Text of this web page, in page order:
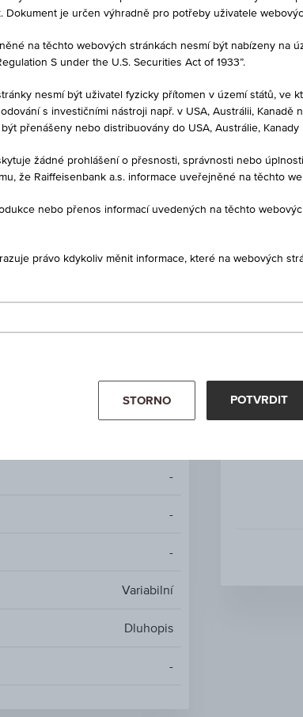
PRODEJ
-
EUR
-
-
-
Variabilní
Dluhopis
-
Dokument je určen výhradně pro potřeby uživatele
na těchto webových stránkách nesmí být nabízeny na
S under the U.S. Securities Act of 1933”.
nesmí být uživatel fyzicky přítomen v území států, ve
s investičními nástroji např. v USA, Austrálii, Kanadě
přenášeny nebo distribuovány do USA, Austrálie, Kanady
žádné prohlášení o přesnosti, správnosti nebo
že Raiffeisenbank a.s. informace uveřejněné na těchto
nebo přenos informací uvedených na těchto
právo kdykoliv měnit informace, které na webových
STORNO POTVRDIT